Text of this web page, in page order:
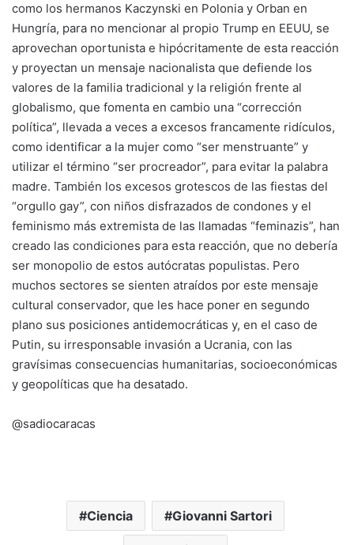
como los hermanos Kaczynski en Polonia y Orban en
Hungría, para no mencionar al propio Trump en EEUU, se
aprovechan oportunista e hipócritamente de esta reacción
y proyectan un mensaje nacionalista que defiende los
valores de la familia tradicional y la religión frente al
globalismo, que fomenta en cambio una “corrección
política”, llevada a veces a excesos francamente ridículos,
como identificar a la mujer como “ser menstruante” y
utilizar el término “ser procreador”, para evitar la palabra
madre. También los excesos grotescos de las fiestas del
“orgullo gay”, con niños disfrazados de condones y el
feminismo más extremista de las llamadas “feminazis”, han
creado las condiciones para esta reacción, que no debería
ser monopolio de estos autócratas populistas. Pero
muchos sectores se sienten atraídos por este mensaje
cultural conservador, que les hace poner en segundo
plano sus posiciones antidemocráticas y, en el caso de
Putin, su irresponsable invasión a Ucrania, con las
gravísimas consecuencias humanitarias, socioeconómicas
y geopolíticas que ha desatado.
@sadiocaracas
Ciencia Giovanni Sartori